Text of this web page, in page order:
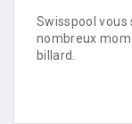
Swisspool vous
nombreux
billard.